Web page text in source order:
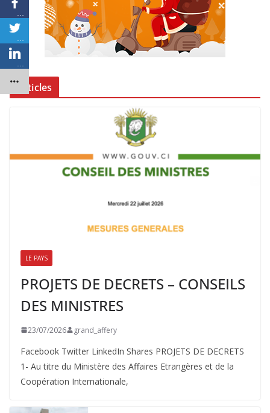
Articles
LE PAYS
PROJETS DE DECRETS – CONSEILS
DES MINISTRES
23/07/2026 grand_affery
Facebook Twitter LinkedIn Shares PROJETS DE DECRETS
1- Au titre du Ministère des Affaires Etrangères et de la
Coopération Internationale,